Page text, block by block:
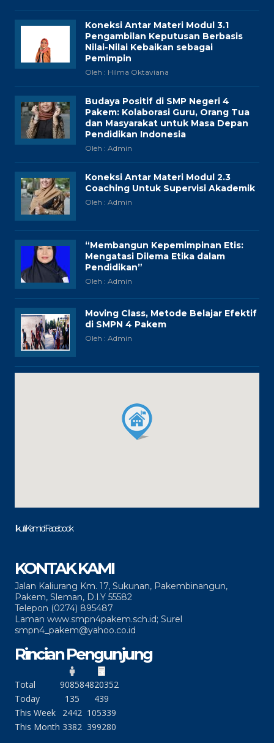
Koneksi Antar Materi Modul 3.1
Pengambilan Keputusan Berbasis
Nilai-Nilai Kebaikan sebagai
Pemimpin
Oleh : Hilma Oktaviana
Budaya Positif di SMP Negeri 4
Pakem: Kolaborasi Guru, Orang Tua
dan Masyarakat untuk Masa Depan
Pendidikan Indonesia
Oleh : Admin
Koneksi Antar Materi Modul 2.3
Coaching Untuk Supervisi Akademik
Oleh : Admin
“Membangun Kepemimpinan Etis:
Mengatasi Dilema Etika dalam
Pendidikan”
Oleh : Admin
Moving Class, Metode Belajar Efektif
di SMPN 4 Pakem
Oleh : Admin
Ikuti Kami di Facebook
KONTAK KAMI
Jalan Kaliurang Km. 17, Sukunan, Pakembinangun,
Pakem, Sleman, D.I.Y 55582
Telepon (0274) 895487
Laman www.smpn4pakem.sch.id; Surel
smpn4_pakem@yahoo.co.id
Rincian Pengunjung
Total 908584820352
Today
135
439
This Week
2442 105339
This Month 3382 399280